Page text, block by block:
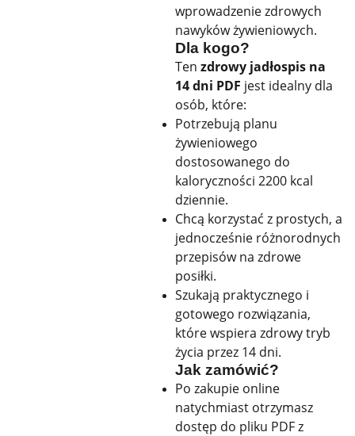
wprowadzenie zdrowych
nawyków żywieniowych.
Dla kogo?
Ten zdrowy jadłospis na
14 dni PDF jest idealny dla
osób, które:
Potrzebują planu
żywieniowego
dostosowanego do
kaloryczności 2200 kcal
dziennie.
Chcą korzystać z prostych, a
jednocześnie różnorodnych
przepisów na zdrowe
posiłki.
Szukają praktycznego i
gotowego rozwiązania,
które wspiera zdrowy tryb
życia przez 14 dni.
Jak zamówić?
Po zakupie online
natychmiast otrzymasz
dostęp do pliku PDF z